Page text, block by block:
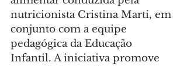
nutricionista Cristina Marti, em
conjunto com a equipe
pedagógica da Educação
Infantil. A iniciativa promove